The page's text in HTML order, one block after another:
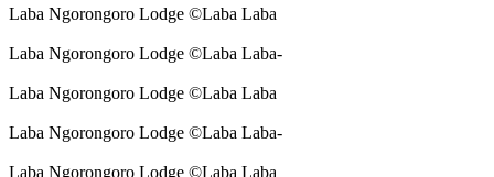
Laba Ngorongoro Lodge ©Laba Laba
Laba Ngorongoro Lodge ©Laba Laba-
Laba Ngorongoro Lodge ©Laba Laba
Laba Ngorongoro Lodge ©Laba Laba-
Laba Ngorongoro Lodge ©Laba Laba